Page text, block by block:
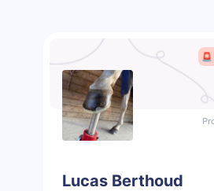
Lucas Berthoud